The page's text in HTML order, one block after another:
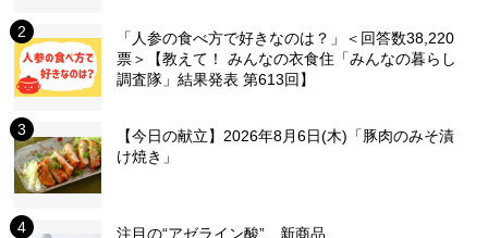
「人参の食べ方で好きなのは？」＜回答数38,220
票＞【教えて！ みんなの衣食住「みんなの暮らし
調査隊」結果発表 第613回】
【今日の献立】2026年8月6日(木)「豚肉のみそ漬
け焼き」
注目の“アゼライン酸”、新商品